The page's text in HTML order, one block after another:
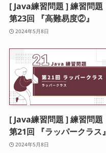
[ Java練習問題 ] 練習問題
第23回 『高難易度②』
2024年5月8日
[ Java練習問題 ] 練習問題
第21回 『ラッパークラス』
2024年5月8日